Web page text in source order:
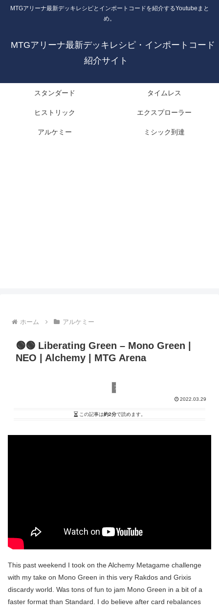
MTGアリーナ最新デッキレシピとインポートコードを紹介するYoutubeまと
め。
MTGアリーナ最新デッキレシピ・インポートコード
紹介サイト
スタンダード タイムレス
ヒストリック エクスプローラー
アルケミー ミシック到達
ホーム アルケミー
🟢🟢 Liberating Green – Mono Green |
NEO | Alchemy | MTG Arena
アルケミー
2022.03.29
この記事は約2分で読めます。
This past weekend I took on the Alchemy Metagame challenge
with my take on Mono Green in this very Rakdos and Grixis
discardy world. Was tons of fun to jam Mono Green in a bit of a
faster format than Standard. I do believe after card rebalances